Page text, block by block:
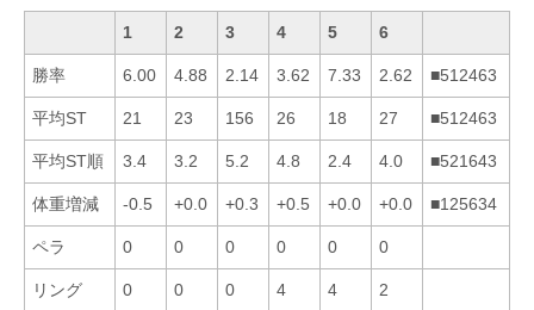
1 2 3 4 5 6
勝率 6.00 4.88 2.14 3.62 7.33 2.62 ■512463
平均ST 21 23 156 26 18 27 ■512463
平均ST順 3.4 3.2 5.2 4.8 2.4 4.0 ■521643
体重増減 -0.5 +0.0 +0.3 +0.5 +0.0 +0.0 ■125634
ペラ 0 0 0 0 0 0
リング 0 0 0 4 4 2